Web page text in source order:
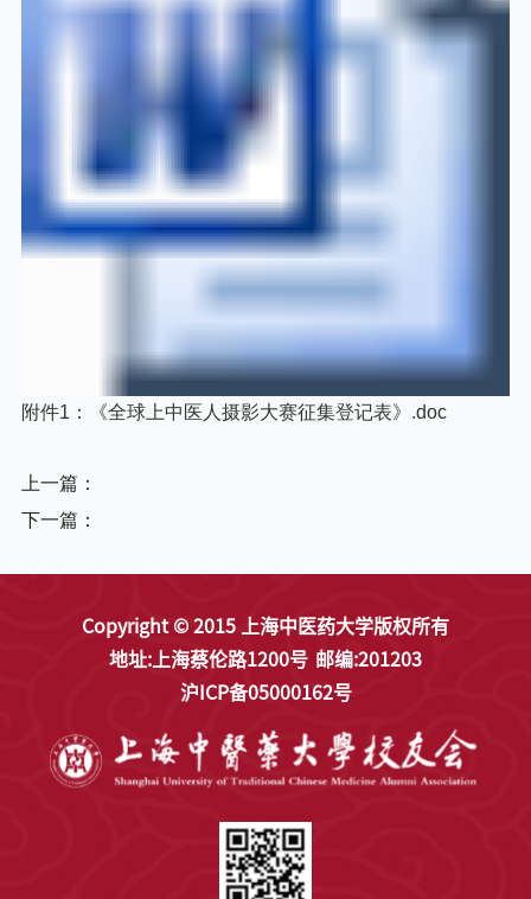
附件1：《全球上中医人摄影大赛征集登记表》.doc
上一篇：
下一篇：
Copyright © 2015 上海中医药大学版权所有
地址:上海蔡伦路1200号 邮编:201203
沪ICP备05000162号